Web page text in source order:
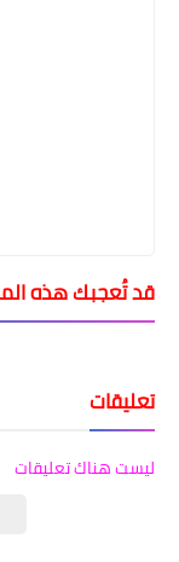
قد تُعجبك هذه
تعليقات
ليست هناك تعليقات